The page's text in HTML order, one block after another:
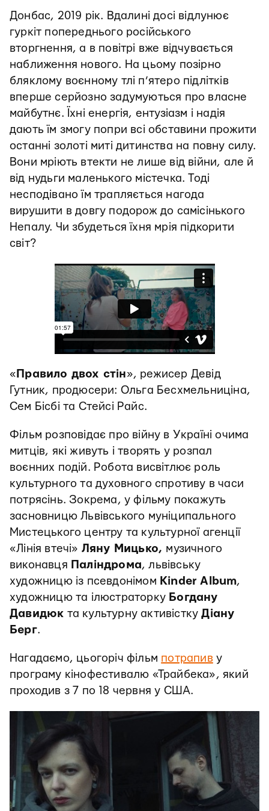
Донбас, 2019 рік. Вдалині досі відлунює
гуркіт попереднього російського
вторгнення, а в повітрі вже відчувається
наближення нового. На цьому позірно
бляклому воєнному тлі п’ятеро підлітків
вперше серйозно задумуються про власне
майбутнє. Їхні енергія, ентузіазм і надія
дають їм змогу попри всі обставини прожити
останні золоті миті дитинства на повну силу.
Вони мріють втекти не лише від війни, але й
від нудьги маленького містечка. Тоді
несподівано їм трапляється нагода
вирушити в довгу подорож до самісінького
Непалу. Чи збудеться їхня мрія підкорити
світ?
« Правило двох стін», режисер Девід
Гутник, продюсери: Ольга Бесхмельниціна,
Сем Бісбі та Стейсі Райс.
Фільм розповідає про війну в Україні очима
митців, які живуть і творять у розпал
воєнних подій. Робота висвітлює роль
культурного та духовного спротиву в часи
потрясінь. Зокрема, у фільму покажуть
засновницю Львівського муніципального
Мистецького центру та культурної агенції
«Лінія втечі» Ляну Мицько, музичного
виконавця Паліндрома, львівську
художницю із псевдонімом Kinder Album,
художницю та ілюстраторку Богдану
Давидюк та культурну активісткуДіану
Берг.
Нагадаємо, цьогоріч фільм потрапиву
програму кінофестивалю «Трайбека», який
проходив з 7 по 18 червня у США.